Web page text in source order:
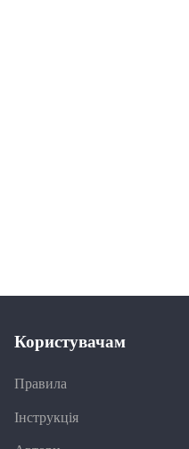
Користувачам
Правила
Інструкція